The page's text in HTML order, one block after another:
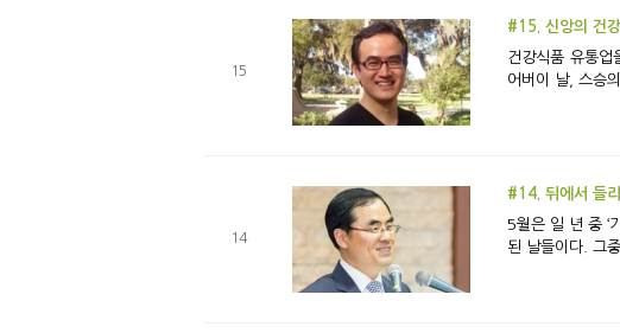
15
#15. 신앙의 건
건강식품 유통
어버이 날, 스승
14
#14. 뒤에서 들
5월은 일 년 중 ‘
된 날들이다. 그